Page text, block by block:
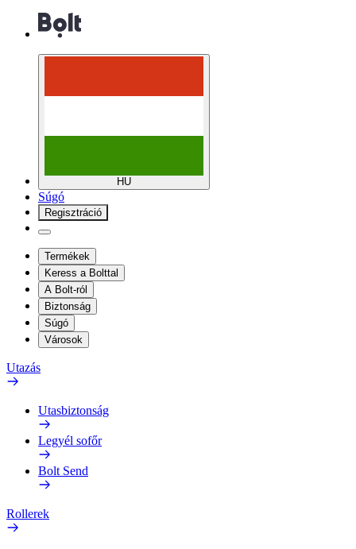
HU
Súgó
Regisztráció
Termékek
Keress a Bolttal
A Bolt-ról
Biztonság
Súgó
Városok
Utazás
Utasbiztonság
Legyél sofőr
Bolt Send
Rollerek